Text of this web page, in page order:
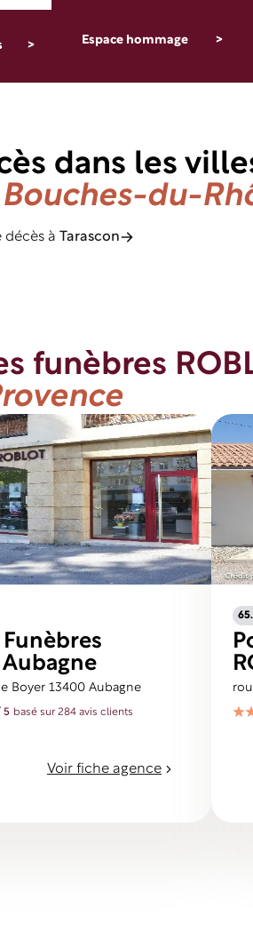
Espace hommage
dans les
du-
décès à Tarascon
funèbres
Funèbres
Aubagne
Boyer 13400 Aubagne
5 basé sur 284 avis clients
Voir fiche agence